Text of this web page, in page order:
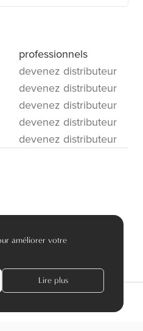
professionnels
devenez distributeur
devenez distributeur
devenez distributeur
devenez distributeur
devenez distributeur
16 86
améliorer votre
Lire plus